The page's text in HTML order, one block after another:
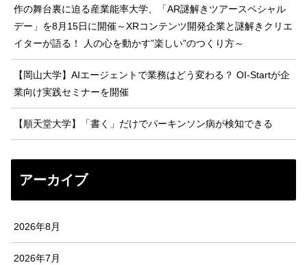
作の舞台裏に迫る産業能率大学、「AR謎解きツアースペシャル
デー」を8月15日に開催～XRコンテンツ開発企業と謎解きクリエ
イターが語る！ 人の心を動かす”楽しい”のつくり方～
【岡山大学】AIエージェントで業務はどう変わる？ OI-Startが企
業向け実践セミナーを開催
【順天堂大学】「書く」だけでパーキンソン病が検知できる
アーカイブ
2026年8月
2026年7月